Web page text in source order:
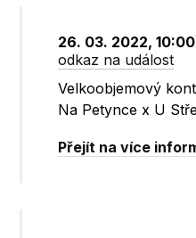
26. 03. 2022,
odkaz na událost
Velkoobjemový
Na Petynce x U
Přejít na více